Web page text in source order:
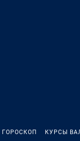
ГОРОСКОП КУРСЫ